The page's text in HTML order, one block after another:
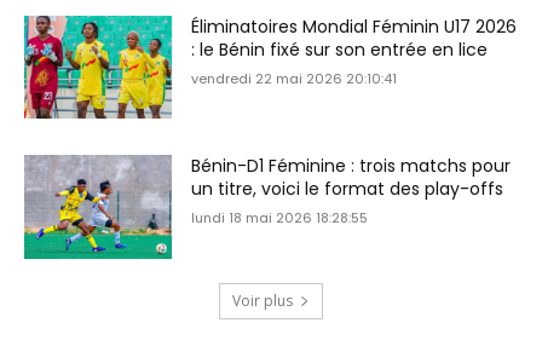
Éliminatoires Mondial Féminin U17 2026
: le Bénin fixé sur son entrée en lice
vendredi 22 mai 2026 20:10:41
Bénin-D1 Féminine : trois matchs pour
un titre, voici le format des play-offs
lundi 18 mai 2026 18:28:55
Voir plus